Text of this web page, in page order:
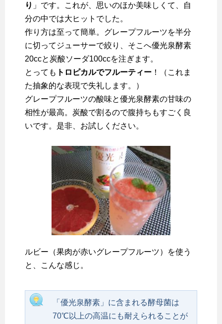
り 」です。これが、思いのほか美味しくて、自
分の中では大ヒットでした。
作り方は至って簡単。グレープフルーツを半分
に切ってジューサーで絞り、そこへ優光泉酵素
20ccと炭酸ソーダ100ccを注ぎます。
とっても トロピカルでフルーティー ！（これま
た抽象的な表現で失礼します。）
グレープフルーツの酸味と優光泉酵素の甘味の
相性が最高。炭酸で割るので腹持ちもすごく良
いです。是非、お試しください。
ルビー（果肉が赤いグレープフルーツ）を使う
と、こんな感じ。
「優光泉酵素」に含まれる酵母菌は
70℃以上の高温にも耐えられることが